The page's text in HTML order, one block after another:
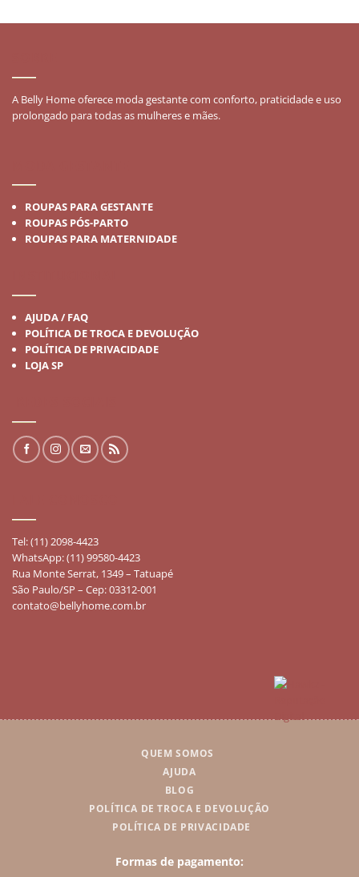
A Belly Home oferece moda gestante com conforto, praticidade e uso
prolongado para todas as mulheres e mães.
ROUPAS PARA GESTANTE
ROUPAS PÓS-PARTO
ROUPAS PARA MATERNIDADE
AJUDA / FAQ
POLÍTICA DE TROCA E DEVOLUÇÃO
POLÍTICA DE PRIVACIDADE
LOJA SP
Tel: (11) 2098-4423
WhatsApp: (11) 99580-4423
Rua Monte Serrat, 1349 – Tatuapé
São Paulo/SP – Cep: 03312-001
contato@bellyhome.com.br
Formas de pagamento:
QUEM SOMOS
AJUDA
BLOG
POLÍTICA DE TROCA E DEVOLUÇÃO
POLÍTICA DE PRIVACIDADE